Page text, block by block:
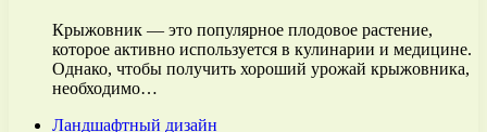
Крыжовник — это популярное плодовое растение,
которое активно используется в кулинарии и медицине.
Однако, чтобы получить хороший урожай крыжовника,
необходимо…
Ландшафтный дизайн